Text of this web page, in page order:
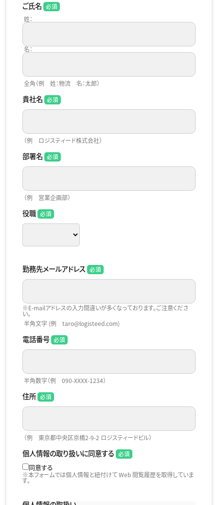
個人情報の取り扱いに同意する
同意する
※本フォームでは個人情報と紐付けて Web 閲覧履歴を取得していま
す。
ご氏名
姓：
名：
全角（例 姓：物流 名：太郎）
貴社名
（例 ロジスティード株式会社）
部署名
（例 営業企画部）
役職
勤務先メールアドレス
半角文字 (例 taro@logisteed.com)
※E-mailアドレスの入力間違いが多くなっております。ご注意くださ
い。
電話番号
半角数字（例 090-XXXX-1234）
住所
（例 東京都中央区京橋2-9-2 ロジスティードビル）